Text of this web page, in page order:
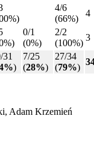
4/6
(66%)
4
0/1
(0%)
2/2
(100%)
3
31
)
7/25
(28%)
27/34
(79%)
Adam Krzemień